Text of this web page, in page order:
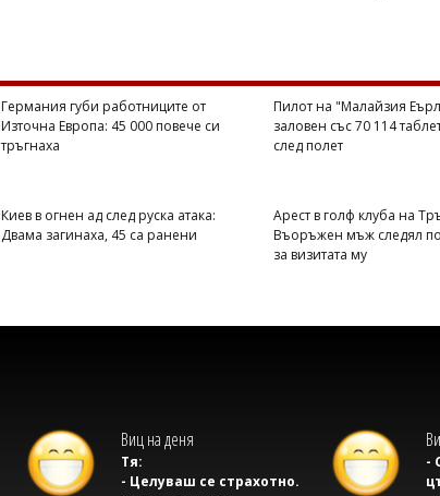
Германия губи работниците от
Източна Европа: 45 000 повече си
тръгнаха
Пилот на "Малайзия
заловен със 70 114
след полет
Киев в огнен ад след руска атака:
Двама загинаха, 45 са ранени
Арест в голф клуба на
Въоръжен мъж следял
за визитата му
Виц на деня
Тя:
- Целуваш се страхотно.
-